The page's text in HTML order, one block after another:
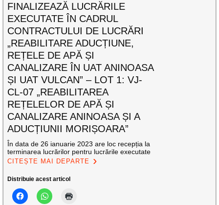
FINALIZEAZĂ LUCRĂRILE
EXECUTATE ÎN CADRUL
CONTRACTULUI DE LUCRĂRI
„REABILITARE ADUCȚIUNE,
REȚELE DE APĂ ȘI
CANALIZARE ÎN UAT ANINOASA
ȘI UAT VULCAN” – LOT 1: VJ-
CL-07 „REABILITAREA
REȚELELOR DE APĂ ȘI
CANALIZARE ANINOASA ȘI A
ADUCȚIUNII MORIȘOARA”
În data de 26 ianuarie 2023 are loc recepția la
terminarea lucrărilor pentru lucrările executate
CITEȘTE MAI DEPARTE
Distribuie acest articol